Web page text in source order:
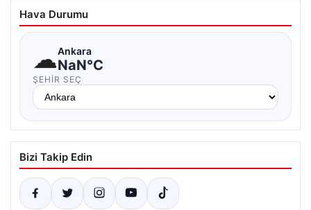
Hava Durumu
☁Ankara
NaN°C
ŞEHIR SEÇ
Bizi Takip Edin